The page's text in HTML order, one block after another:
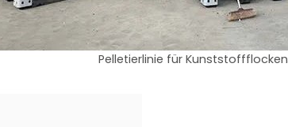
Pelletierlinie für Kunststoffflocken